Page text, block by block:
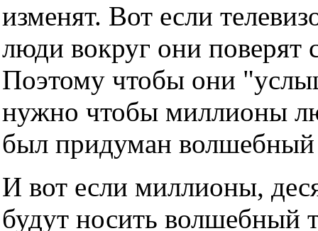
изменят. Вот если
люди вокруг они поверят
Поэтому чтобы они
нужно чтобы миллионы
был придуман волшебный
И вот если миллионы,
будут носить волшебный